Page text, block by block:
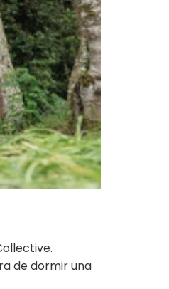
de dormir una